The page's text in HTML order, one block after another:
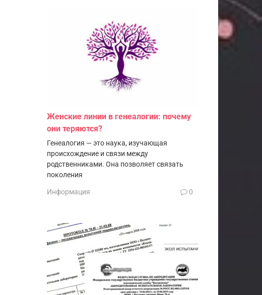
Женские линии в генеалогии: почему
они теряются?
Генеалогия — это наука, изучающая
происхождение и связи между
родственниками. Она позволяет связать
поколения
Информация 0